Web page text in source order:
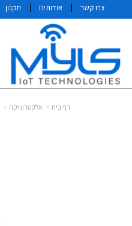
צרו קשר אודותינו תקנון
דף בית אלקטרוניקה